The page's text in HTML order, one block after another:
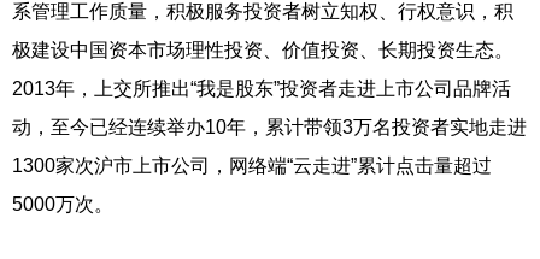
系管理工作质量，积极服务投资者树立知权、行权意识，积
极建设中国资本市场理性投资、价值投资、长期投资生态。
2013年，上交所推出“我是股东”投资者走进上市公司品牌活
动，至今已经连续举办10年，累计带领3万名投资者实地走进
1300家次沪市上市公司，网络端“云走进”累计点击量超过
5000万次。